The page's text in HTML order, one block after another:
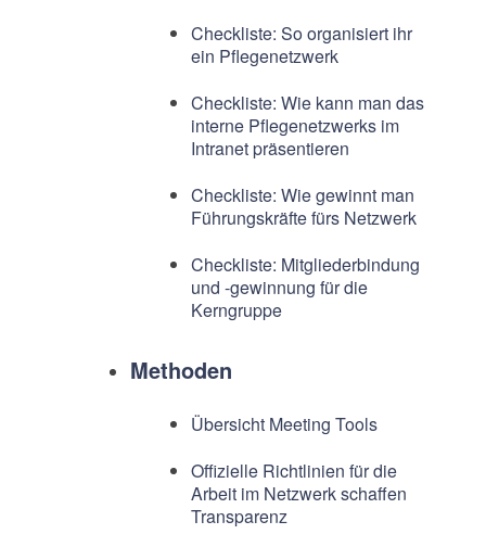
Checkliste: So organisiert ihr
ein Pflegenetzwerk
Checkliste: Wie kann man das
interne Pflegenetzwerks im
Intranet präsentieren
Checkliste: Wie gewinnt man
Führungskräfte fürs Netzwerk
Checkliste: Mitgliederbindung
und -gewinnung für die
Kerngruppe
Methoden
Übersicht Meeting Tools
Offizielle Richtlinien für die
Arbeit im Netzwerk schaffen
Transparenz